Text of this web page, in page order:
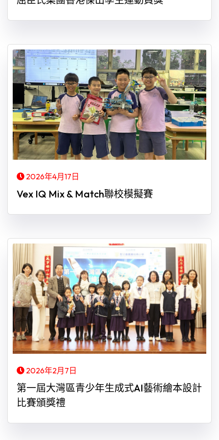
2026年4月17日
Vex IQ Mix & Match聯校模擬賽
2026年2月7日
第一屆大灣區青少年生成式AI藝術繪本設計
比賽頒獎禮